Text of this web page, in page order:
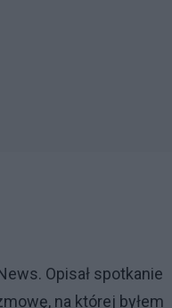
Opisał spotkanie
na której byłem